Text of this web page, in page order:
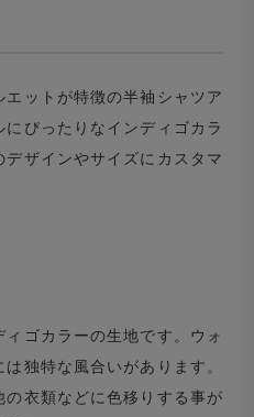
ットが特徴の半袖シャツア
ぴったりなインディゴカラ
ザインやサイズにカスタマ
ゴカラーの生地です。ウォ
独特な風合いがあります。
衣類などに色移りする事が